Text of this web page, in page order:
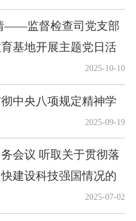
——监督检查司党支部
基地开展主题党日活
2025-10-10
中央八项规定精神学
2025-09-19
会议 听取关于贯彻落
建设科技强国情况的
2025-07-02